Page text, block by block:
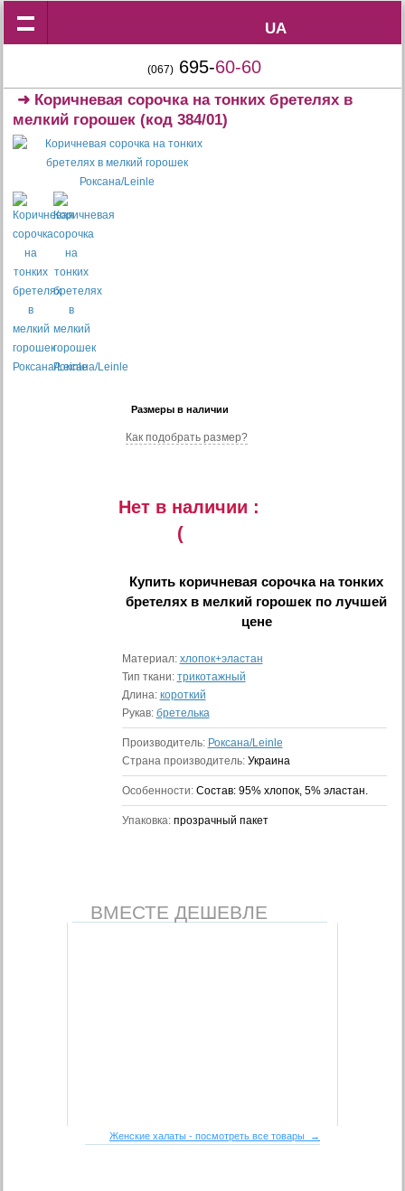
UA
UA
(067) 695-60-60
➜ Коричневая сорочка на тонких бретелях в
мелкий горошек (код 384/01)
Размеры в наличии
Как подобрать размер?
Нет в наличии :
(
Купить коричневая сорочка на тонких
бретелях в мелкий горошек по лучшей
цене
Материал: хлопок+эластан
Тип ткани: трикотажный
Длина: короткий
Рукав: бретелька
Производитель: Роксана/Leinle
Страна производитель: Украина
Особенности: Состав: 95% хлопок, 5% эластан.
Упаковка: прозрачный пакет
ВМЕСТЕ ДЕШЕВЛЕ
Женские халаты - посмотреть все товары →